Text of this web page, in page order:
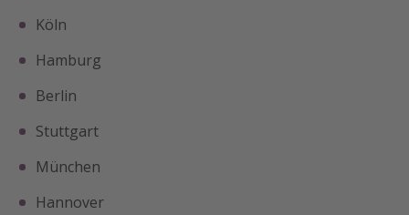
Köln
Hamburg
Berlin
Stuttgart
München
Hannover